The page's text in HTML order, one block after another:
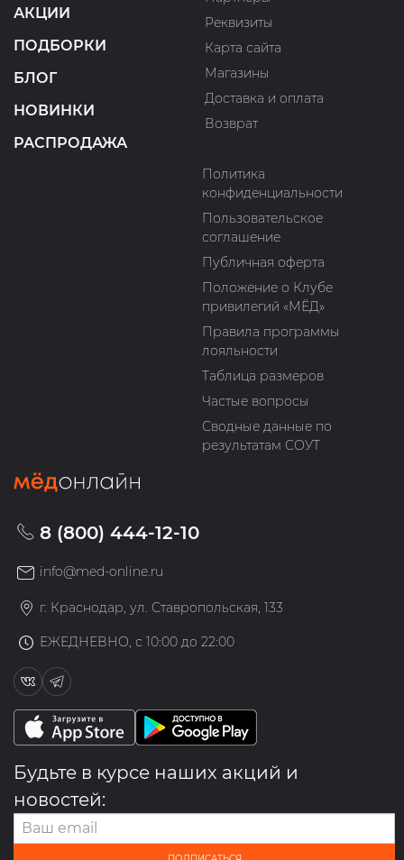
АКЦИИ
ПОДБОРКИ
БЛОГ
НОВИНКИ
РАСПРОДАЖА
Реквизиты
Карта сайта
Магазины
Доставка и оплата
Возврат
Политика
конфиденциальности
Пользовательское
соглашение
Публичная оферта
Положение о Клубе
привилегий «МЁД»
Правила программы
лояльности
Таблица размеров
Частые вопросы
Сводные данные по
результатам СОУТ
8 (800) 444-12-10
info@med-online.ru
г. Краснодар, ул. Ставропольская, 133
ЕЖЕДНЕВНО, с 10:00 до 22:00
Будьте в курсе наших акций и
новостей: